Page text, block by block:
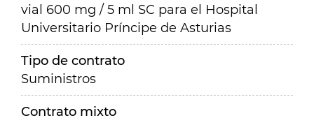
vial 600 mg / 5 ml SC para el Hospital
Universitario Príncipe de Asturias
Tipo de contrato
Suministros
Contrato mixto